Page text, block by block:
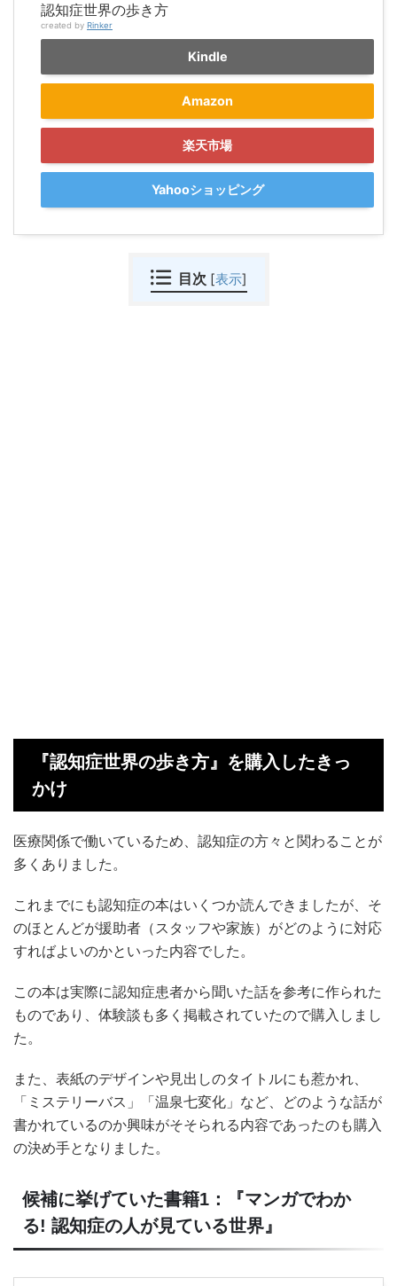
認知症世界の歩き方
created by Rinker
Kindle
Amazon
楽天市場
Yahooショッピング
目次 [表示]
『認知症世界の歩き方』を購入したきっ
かけ
医療関係で働いているため、認知症の方々と関わることが
多くありました。
これまでにも認知症の本はいくつか読んできましたが、そ
のほとんどが援助者（スタッフや家族）がどのように対応
すればよいのかといった内容でした。
この本は実際に認知症患者から聞いた話を参考に作られた
ものであり、体験談も多く掲載されていたので購入しまし
た。
また、表紙のデザインや見出しのタイトルにも惹かれ、
「ミステリーバス」「温泉七変化」など、どのような話が
書かれているのか興味がそそられる内容であったのも購入
の決め手となりました。
候補に挙げていた書籍1：『マンガでわか
る! 認知症の人が見ている世界』